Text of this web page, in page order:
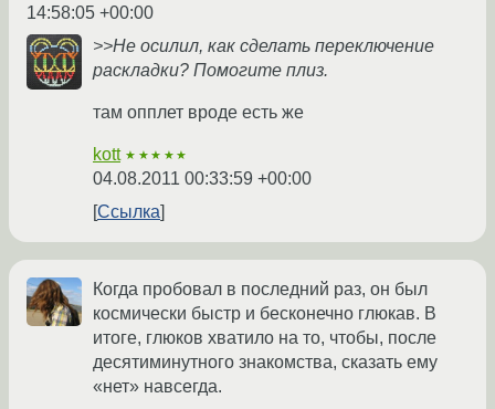
14:58:05 +00:00
>>Не осилил, как сделать переключение
раскладки? Помогите плиз.
там опплет вроде есть же
kott ★★★★★
04.08.2011 00:33:59 +00:00
Ссылка
Когда пробовал в последний раз, он был
космически быстр и бесконечно глюкав. В
итоге, глюков хватило на то, чтобы, после
десятиминутного знакомства, сказать ему
«нет» навсегда.